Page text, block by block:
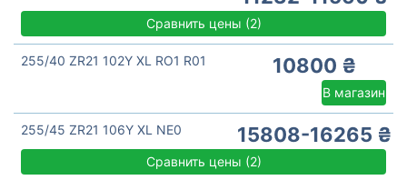
Сравнить цены (2)
255/40 ZR21 102Y XL RO1 R01 10800 ₴
В магазин
255/45 ZR21 106Y XL NE0 15808-16265 ₴
Сравнить цены (2)